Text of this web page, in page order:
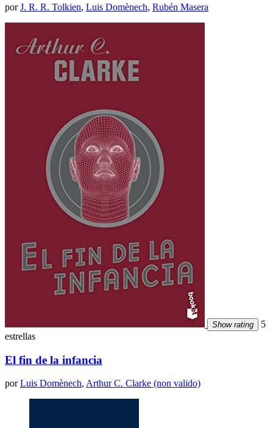
porJ. R. R. Tolkien, Luis Domènech, Rubén Masera
Show rating
5
estrellas
El fin de la infancia
porLuis Domènech, Arthur C. Clarke (non valido)